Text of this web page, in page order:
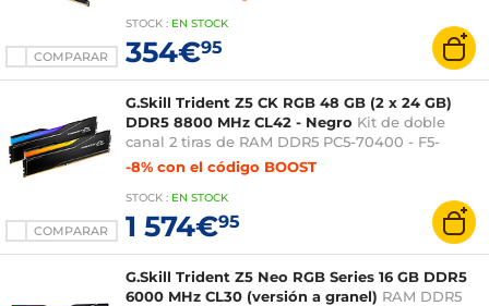
COMPARAR
STOCK : EN STOCK
354€95
COMPARAR
G.Skill Trident Z5 CK RGB 48 GB (2 x 24 GB)
DDR5 8800 MHz CL42 - Negro Kit de doble
canal 2 tiras de RAM DDR5 PC5-70400 - F5-
8800C4255H24GX2-TZ5CRK
-8% con el código BOOST
STOCK : EN STOCK
1 574€95
G.Skill Trident Z5 Neo RGB Series 16 GB DDR5
6000 MHz CL30 (versión a granel) RAM DDR5